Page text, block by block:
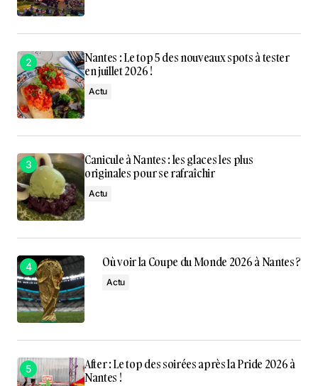
Nantes : Le top 5 des nouveaux spots à tester
en juillet 2026 !
Actu
Canicule à Nantes : les glaces les plus
originales pour se rafraîchir
Actu
Où voir la Coupe du Monde 2026 à Nantes ?
Actu
After : Le top des soirées après la Pride 2026 à
Nantes !